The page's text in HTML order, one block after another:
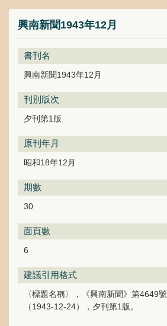
興南新聞1943年12月
書刊名
興南新聞1943年12月
刊別版次
夕刊第1版
原刊年月
昭和18年12月
期數
30
面頁數
6
建議引用格式
〈標題名稱〉，《興南新聞》第4649號
（1943-12-24），夕刊第1版。